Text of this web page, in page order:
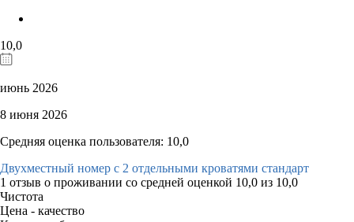
10,0
июнь 2026
8 июня 2026
Средняя оценка пользователя: 10,0
Двухместный номер с 2 отдельными кроватями стандарт
1 отзыв о проживании со средней оценкой 10,0 из 10,0
Чистота
Цена - качество